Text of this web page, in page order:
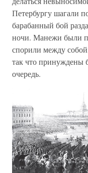
Петербургу шагали
барабанный бой
ночи. Манежи были
спорили между
так что принуждены
очередь.